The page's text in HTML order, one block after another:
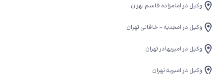
وکیل در امامزاده قاسم تهران
وکیل در امجدیه - خاقانی تهران
وکیل در امیربهادر تهران
وکیل در امیریه تهران